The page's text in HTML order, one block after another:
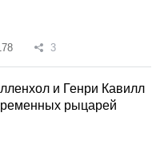
3
и Генри Кавилл
рыцарей